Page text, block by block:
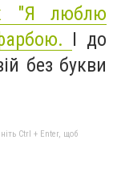
"Я люблю
І до
без букви
Ctrl + Enter, щоб